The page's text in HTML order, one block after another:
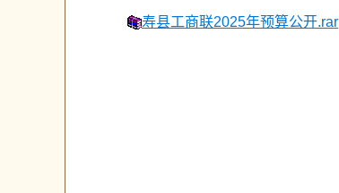
寿县工商联2025年预算公开.rar